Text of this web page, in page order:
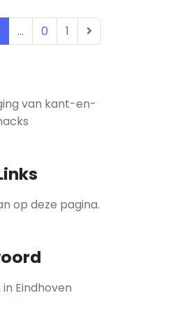
van kant-en-
op deze pagina.
Eindhoven
... 0 1